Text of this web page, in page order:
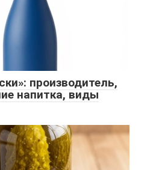
производитель,
напитка, виды